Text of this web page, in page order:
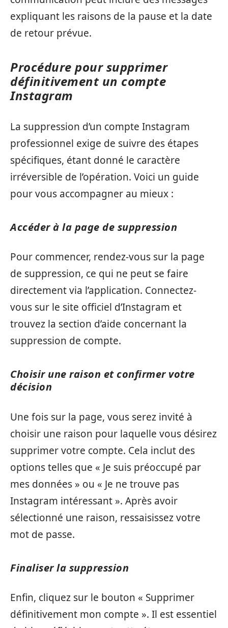
expliquant les raisons de la pause et la date
de retour prévue.
Procédure pour supprimer
définitivement un compte
Instagram
La suppression d’un compte Instagram
professionnel exige de suivre des étapes
spécifiques, étant donné le caractère
irréversible de l’opération. Voici un guide
pour vous accompagner au mieux :
Accéder à la page de suppression
Pour commencer, rendez-vous sur la page
de suppression, ce qui ne peut se faire
directement via l’application. Connectez-
vous sur le site officiel d’Instagram et
trouvez la section d’aide concernant la
suppression de compte.
Choisir une raison et confirmer votre
décision
Une fois sur la page, vous serez invité à
choisir une raison pour laquelle vous désirez
supprimer votre compte. Cela inclut des
options telles que « Je suis préoccupé par
mes données » ou « Je ne trouve pas
Instagram intéressant ». Après avoir
sélectionné une raison, ressaisissez votre
mot de passe.
Finaliser la suppression
Enfin, cliquez sur le bouton « Supprimer
définitivement mon compte ». Il est essentiel